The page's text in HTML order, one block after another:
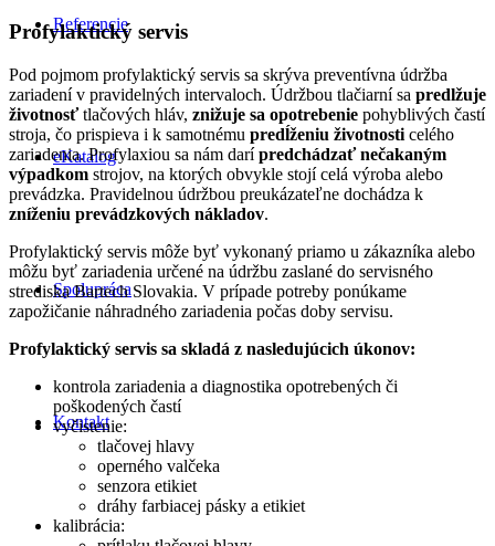
Referencie
eKatalog
Spolupráca
Kontakt
Profylaktický servis
Pod pojmom profylaktický servis sa skrýva preventívna údržba
zariadení v pravidelných intervaloch. Údržbou tlačiarní sa predlžuje
životnosťtlačových hláv, znižuje sa opotrebenie pohyblivých častí
stroja, čo prispieva i k samotnému predĺženiu životnosti celého
zariadenia. Profylaxiou sa nám darípredchádzať nečakaným
výpadkom strojov, na ktorých obvykle stojí celá výroba alebo
prevádzka. Pravidelnou údržbou preukázateľne dochádza k
zníženiu prevádzkových nákladov.
Profylaktický servis môže byť vykonaný priamo u zákazníka alebo
môžu byť zariadenia určené na údržbu zaslané do servisného
strediska Bartech Slovakia. V prípade potreby ponúkame
zapožičanie náhradného zariadenia počas doby servisu.
Profylaktický servis sa skladá z nasledujúcich úkonov:
kontrola zariadenia a diagnostika opotrebených či
poškodených častí
vyčistenie:
tlačovej hlavy
operného valčeka
senzora etikiet
dráhy farbiacej pásky a etikiet
kalibrácia: